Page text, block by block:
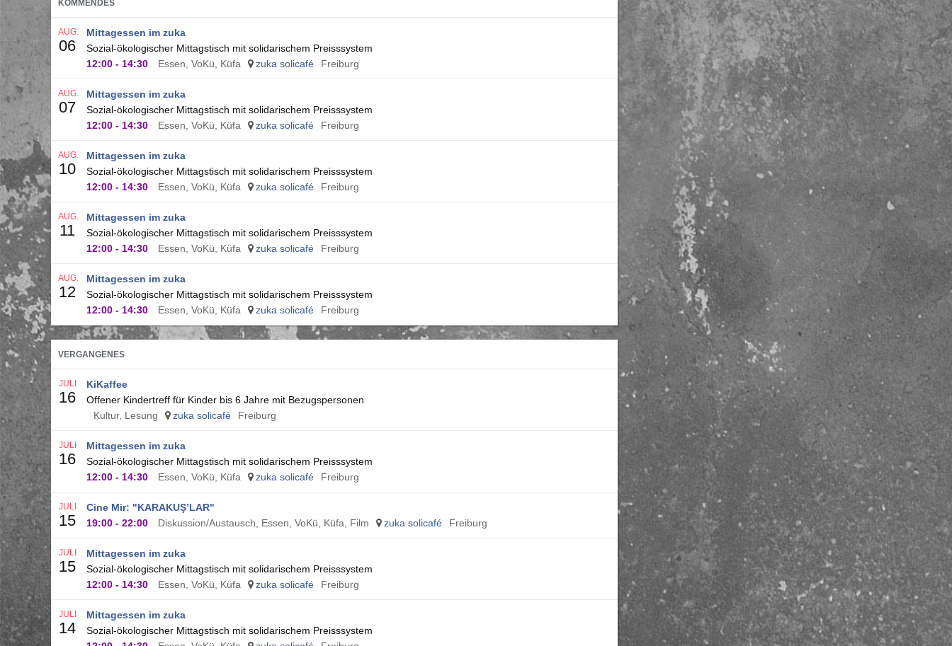
KOMMENDES
Mittagessen im zuka
Sozial-ökologischer Mittagstisch mit solidarischem Preisssystem
12:00 - 14:30 Essen, VoKü, Küfa zuka solicafé Freiburg
AUG.
06
Mittagessen im zuka
Sozial-ökologischer Mittagstisch mit solidarischem Preisssystem
12:00 - 14:30 Essen, VoKü, Küfa zuka solicafé Freiburg
AUG.
07
Mittagessen im zuka
Sozial-ökologischer Mittagstisch mit solidarischem Preisssystem
12:00 - 14:30 Essen, VoKü, Küfa zuka solicafé Freiburg
AUG.
10
Mittagessen im zuka
Sozial-ökologischer Mittagstisch mit solidarischem Preisssystem
12:00 - 14:30 Essen, VoKü, Küfa zuka solicafé Freiburg
AUG.
11
Mittagessen im zuka
Sozial-ökologischer Mittagstisch mit solidarischem Preisssystem
12:00 - 14:30 Essen, VoKü, Küfa zuka solicafé Freiburg
AUG.
12
VERGANGENES
KiKaffee
Offener Kindertreff für Kinder bis 6 Jahre mit Bezugspersonen
Kultur, Lesung
zuka solicafé Freiburg
JULI
16
Mittagessen im zuka
Sozial-ökologischer Mittagstisch mit solidarischem Preisssystem
12:00 - 14:30 Essen, VoKü, Küfa zuka solicafé Freiburg
JULI
16
Cine Mir: "KARAKUŞ’LAR"
19:00 - 22:00 Diskussion/Austausch, Essen, VoKü, Küfa, Film zuka solicafé Freiburg
JULI
15
Mittagessen im zuka
Sozial-ökologischer Mittagstisch mit solidarischem Preisssystem
12:00 - 14:30 Essen, VoKü, Küfa zuka solicafé Freiburg
JULI
15
Mittagessen im zuka
Sozial-ökologischer Mittagstisch mit solidarischem Preisssystem
JULI
14